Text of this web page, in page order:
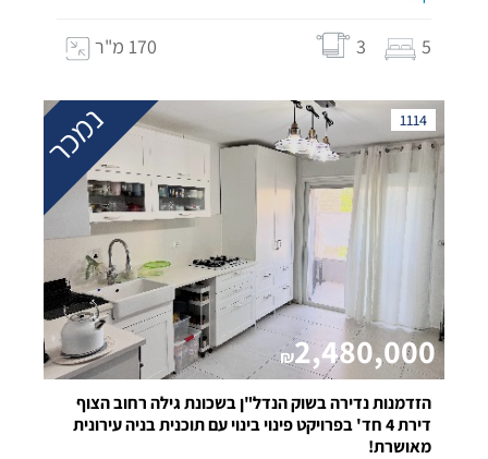
5
3 170 מ"ר
1114
₪2,480,000
נמכר
הזדמנות נדירה בשוק הנדל"ן בשכונת גילה רחוב הצוף
דירת 4 חד' בפרויקט פינוי בינוי עם תוכנית בניה עירונית
מאושרת!